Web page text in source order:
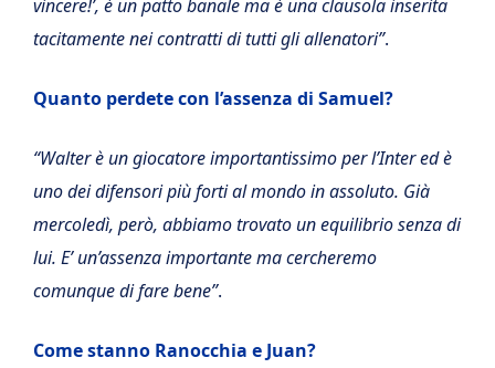
vincere!’, è un patto banale ma è una clausola inserita
tacitamente nei contratti di tutti gli allenatori”.
Quanto perdete con l’assenza di Samuel?
“Walter è un giocatore importantissimo per l’Inter ed è
uno dei difensori più forti al mondo in assoluto. Già
mercoledì, però, abbiamo trovato un equilibrio senza di
lui. E’ un’assenza importante ma cercheremo
comunque di fare bene”.
Come stanno Ranocchia e Juan?